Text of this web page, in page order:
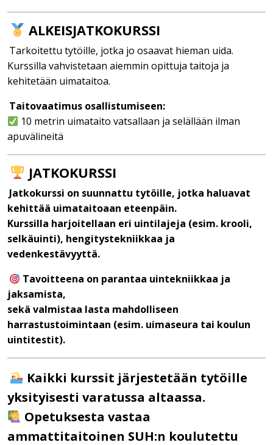
ALKEISJATKOKURSSI
Tarkoitettu tytöille, jotka jo osaavat hieman uida.
Kurssilla vahvistetaan aiemmin opittuja taitoja ja
kehitetään uimataitoa.
Taitovaatimus osallistumiseen:
10 metrin uimataito vatsallaan ja selällään ilman
apuvälineitä
JATKOKURSSI
Jatkokurssi on suunnattu tytöille, jotka haluavat
kehittää uimataitoaan eteenpäin.
Kurssilla harjoitellaan eri uintilajeja (esim. krooli,
selkäuinti), hengitystekniikkaa ja
vedenkestävyyttä.
Tavoitteena on parantaa uintekniikkaa ja
jaksamista,
sekä valmistaa lasta mahdolliseen
harrastustoimintaan (esim. uimaseura tai koulun
uintitestit).
Kaikki kurssit järjestetään tytöille
yksityisesti varatussa altaassa.
Opetuksesta vastaa
ammattitaitoinen SUH:n koulutettu